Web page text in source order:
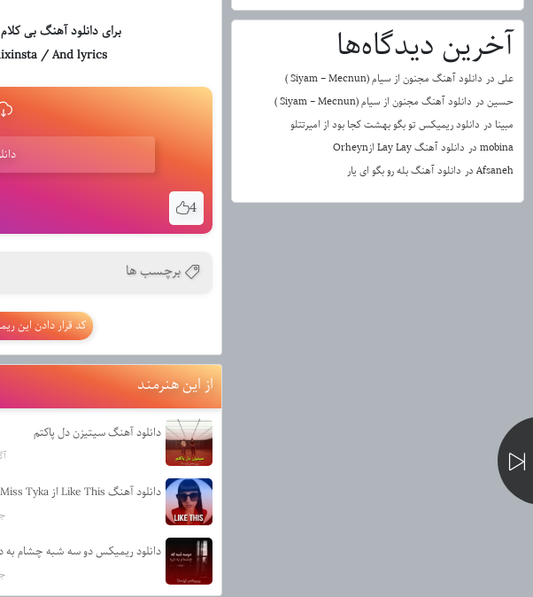
آخرین دیدگاه‌ها
علی در دانلود آهنگ مجنون از سیام (Siyam – Mecnun )
حسین در دانلود آهنگ مجنون از سیام (Siyam – Mecnun )
مبینا در دانلود ریمیکس تو بگو بهشت کجا بود از امیرتتلو
mobina در دانلود آهنگ Lay Lay ازOrheyn
Afsaneh در دانلود آهنگ بله رو بگو ای یار
برای دانلود آهنگ بی
/ And lyrics
4
برچسب ها
کد قرار دادن این
از این هنرمند
دانلود آهنگ سیتیزن دل پاکتم
دانلود آهنگ Like This از Miss Tyka
دانلود ریمیکس دو سه شبه چشام به